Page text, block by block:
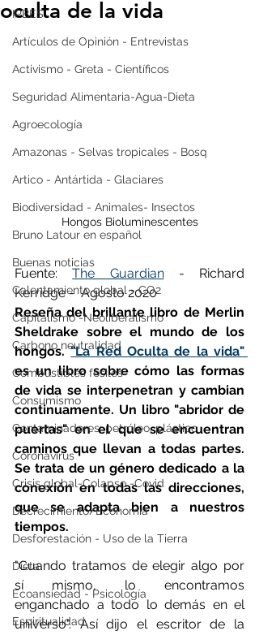
IPBES
Artículos de Opinión - Entrevistas
Activismo - Greta - Científicos
Seguridad Alimentaria-Agua-Dieta
Agroecología
Amazonas - Selvas tropicales - Bosq
Artico - Antártida - Glaciares
Biodiversidad - Animales- Insectos
Bruno Latour en español
Buenas noticias
Calentamiento global - CO2
Capitalismo -Neoliberalismo
Carbono neutralidad
Combustibles fósiles
Consumismo
Contaminadores: petróleo, plástico
Coronavirus
Crisis global-Colapso -Covid
Decrecimiento/Economía
Desforestación - Uso de la Tierra
Dieta
Ecoansiedad - Psicología
Espiritualidad
oculta de la vida
Hongos Bioluminescentes
Fuente: The Guardian - Richard
Kerridge -  Agosto 2020
Reseña del brillante libro de Merlin
Sheldrake sobre el mundo de los
hongos.
es un libro sobre cómo las formas
de vida se interpenetran y cambian
continuamente. Un libro "abridor de
puertas" en el que se encuentran
caminos que llevan a todas partes.
Se trata de un género dedicado a la
conexión en todas las direcciones,
que se adapta bien a nuestros
tiempos.
"Cuando tratamos de elegir algo por
sí mismo, lo encontramos
enganchado a todo lo demás en el
universo". Así dijo el escritor de la